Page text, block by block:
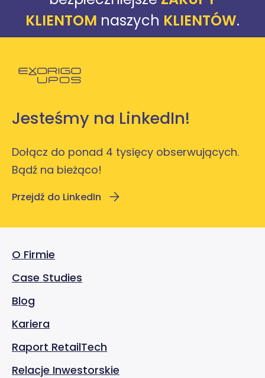
KLIENTOM naszych KLIENTÓW.
Jesteśmy na LinkedIn!
Dołącz do ponad 4 tysięcy obserwujących.
Bądź na bieżąco!
Przejdź do LinkedIn
O Firmie
Case Studies
Blog
Kariera
Raport RetailTech
Relacje Inwestorskie